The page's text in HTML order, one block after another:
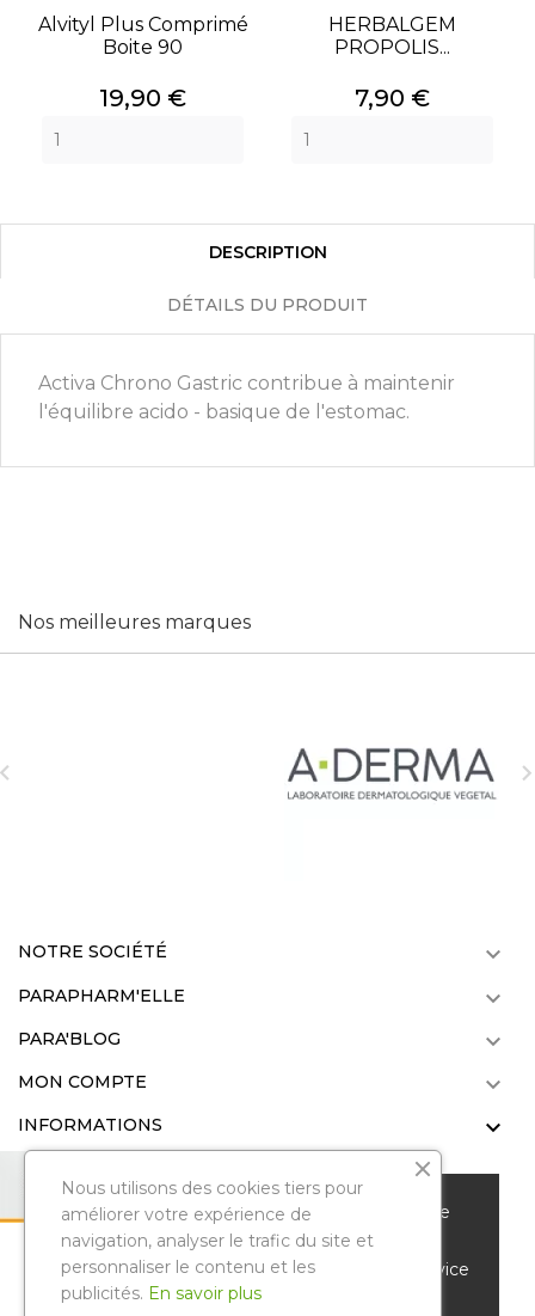
Nous vous remercions de votre visite sur notre
parapharmacie en ligne. Pour améliorer votre
expérience de navigation et vous offrir un service
personnalisé, nous utilisons des cookies et
Alvityl Plus Comprimé
Boite 90
Prix
19,90 €
HERBALGEM
PROPOLIS...
Prix
7,90 €
DESCRIPTION
DÉTAILS DU PRODUIT
Activa Chrono Gastric contribue à maintenir
l'équilibre acido - basique de l'estomac.
Nos meilleures marques
NOTRE SOCIÉTÉ 
PARAPHARM'ELLE 
PARA'BLOG 
MON COMPTE 
INFORMATIONS 
Parapharmelle. Tous droits réservés.
Reproduction même partielle interdite
Nous utilisons des cookies tiers pour
améliorer votre expérience de
navigation, analyser le trafic du site et
personnaliser le contenu et les
publicités. En savoir plus